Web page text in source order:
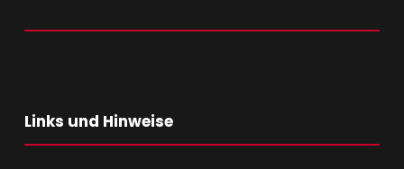
Links und Hinweise